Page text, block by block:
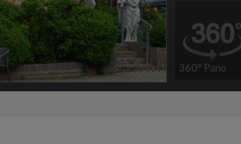
360° Pano